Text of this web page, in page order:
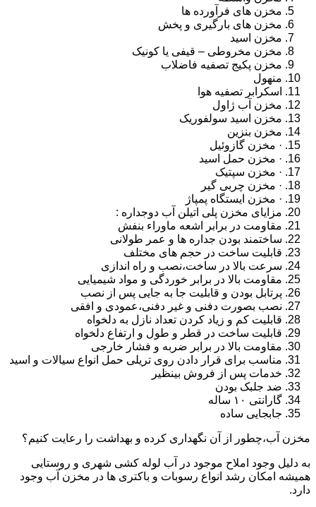
مخزن های فرآورده ها
مخزن های بارگیری و پخش
مخزن اسید
مخزن مخروطی – قیفی یا کونیک
مخزن پکیج تصفیه فاضلاب
منهول
اسکرابر تصفیه هوا
مخزن آب ژاول
مخزن اسید سولفوریک
مخزن بنزین
· مخزن گازوئیل
· مخزن حمل اسید
· مخزن سپتیک
· مخزن چربی گیر
· مخزن ایستگاه پمپاژ
مزایای مخزن پلی اتیلن آب دوجداره :
مقاومت در برابر اشعه ماوراء بنفش
ساختمند بودن جداره ها و عمر طولانی
قابلیت ساخت در حجم های مختلف
سرعت بالا در ساخت،نصب و راه اندازی
مقاومت بالا در برابر خوردگی و مواد شیمیایی
پرتابل بودن و قابلیت جا به جایی پس از نصب
نصب بصورت دفنی و غیر دفنی،عمودی و افقی
قابلیت کم و زیاد کردن تعداد نازل به دلخواه
قابلیت ساخت در قطر و طول و ارتفاع دلخواه
مقاومت بالا در برابر ضربه و فشار خارجی
مناسب برای قرار دادن روی تریلی حمل انواع سیالات و اسید
خدمات پس از فروش بینظیر
ضد جلبک بودن
گارانتی ۱۰ ساله
جابجایی ساده
مخزن آب،چطور از آن نگهداری کرده و بهداشت را رعایت کنیم؟
به دلیل وجود املاح موجود در آب لوله کشی شهری و روستایی
همیشه امکان رشد انواع رسوبات و باکتری ها در مخزن آب وجود
دارد.